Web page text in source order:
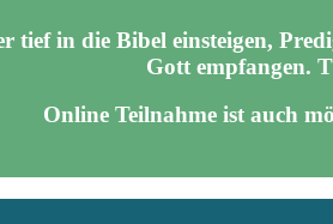
in die Bibel einsteigen,
Gott empfangen.
Online Teilnahme ist auch